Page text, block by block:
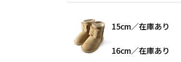
15cm／在庫あり
16cm／在庫あり